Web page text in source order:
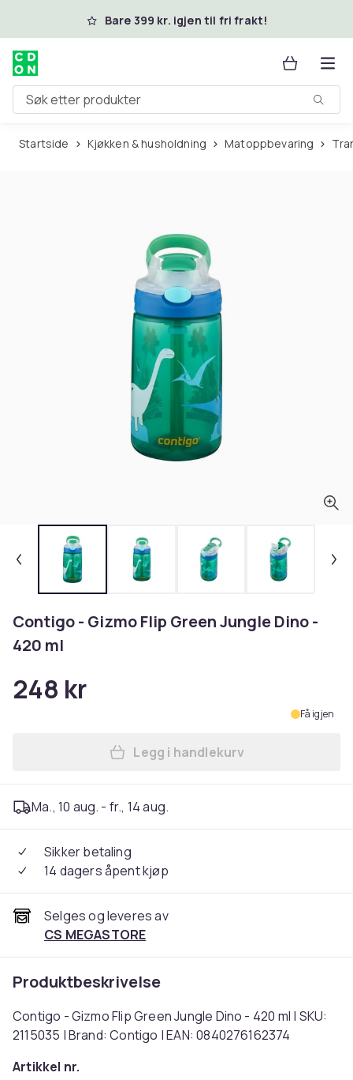
Hopp til hovedinnholdBare 399 kr. igjen til fri frakt!
Søk etter produkter
Startside Kjøkken & husholdning Matoppbevaring
Contigo - Gizmo Flip Green Jungle Dino -
420 ml
248 kr
Få igjen
Legg Contigo - Gizmo Flip
Legg i handlekurv
Ma., 10 aug. - fr., 14 aug.
Sikker betaling
14 dagers åpent kjøp
Selges og leveres av
CS MEGASTORE
Produktbeskrivelse
Contigo - Gizmo Flip Green Jungle Dino - 420 ml | SKU:
2115035 | Brand: Contigo | EAN: 0840276162374
Artikkel nr.